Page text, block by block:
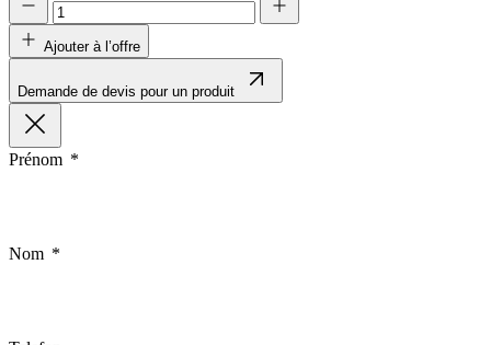
Ajouter à l’offre
Demande de devis pour un produit
Prénom
Nom